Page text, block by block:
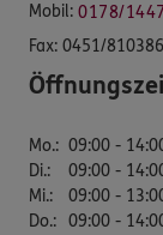
Mobil: 0178/
Fax: 0451/
Mo.: 09:00 -
Di.:
09:00 -
Mi.:
09:00 -
Do.: 09:00 -